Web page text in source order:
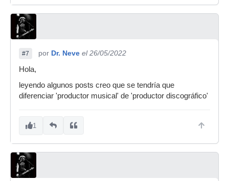
#7 por Dr. Neve el 26/05/2022
Hola,
leyendo algunos posts creo que se tendría que
diferenciar 'productor musical' de 'productor discográfico'
1